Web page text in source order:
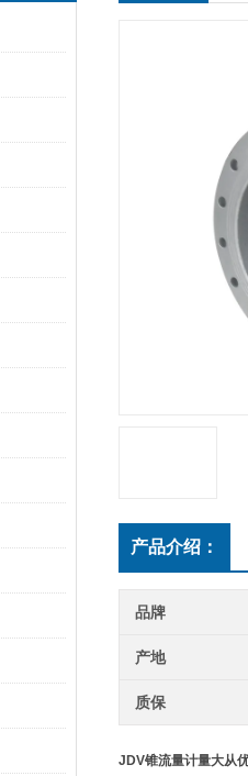
产品介绍：
品牌
产地
质保
JDV锥流量计量大从